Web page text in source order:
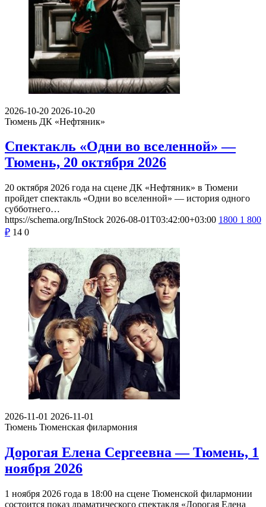
2026-10-20 2026-10-20
Тюмень ДК «Нефтяник»
Спектакль «Одни во вселенной» —
Тюмень, 20 октября 2026
20 октября 2026 года на сцене ДК «Нефтяник» в Тюмени
пройдет спектакль «Одни во вселенной» — история одного
субботнего…
https://schema.org/InStock 2026-08-01T03:42:00+03:00 1800 1 800
₽ 14 0
2026-11-01 2026-11-01
Тюмень Тюменская филармония
Дорогая Елена Сергеевна — Тюмень, 1
ноября 2026
1 ноября 2026 года в 18:00 на сцене Тюменской филармонии
состоится показ драматического спектакля «Дорогая Елена